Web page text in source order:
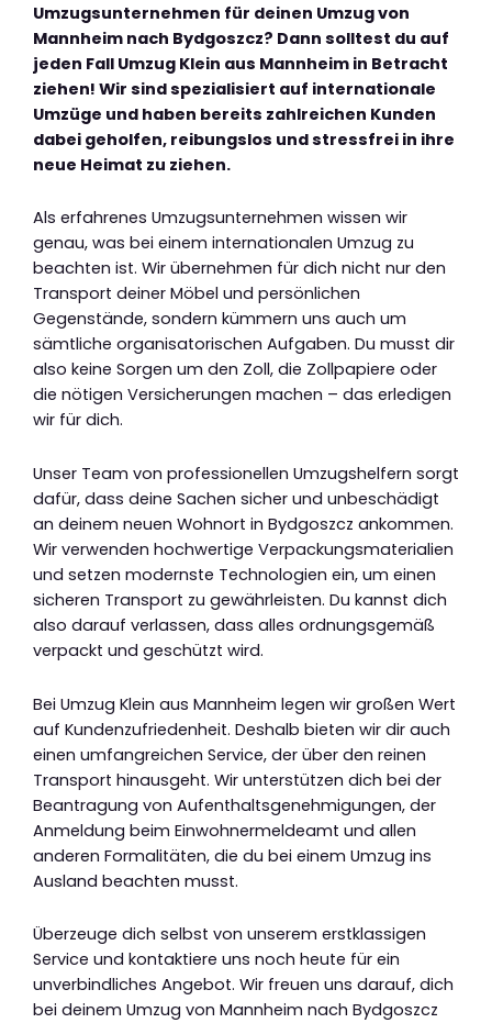
Umzugsunternehmen für deinen Umzug von
Mannheim nach Bydgoszcz? Dann solltest du auf
jeden Fall Umzug Klein aus Mannheim in Betracht
ziehen! Wir sind spezialisiert auf internationale
Umzüge und haben bereits zahlreichen Kunden
dabei geholfen, reibungslos und stressfrei in ihre
neue Heimat zu ziehen.
Als erfahrenes Umzugsunternehmen wissen wir
genau, was bei einem internationalen Umzug zu
beachten ist. Wir übernehmen für dich nicht nur den
Transport deiner Möbel und persönlichen
Gegenstände, sondern kümmern uns auch um
sämtliche organisatorischen Aufgaben. Du musst dir
also keine Sorgen um den Zoll, die Zollpapiere oder
die nötigen Versicherungen machen – das erledigen
wir für dich.
Unser Team von professionellen Umzugshelfern sorgt
dafür, dass deine Sachen sicher und unbeschädigt
an deinem neuen Wohnort in Bydgoszcz ankommen.
Wir verwenden hochwertige Verpackungsmaterialien
und setzen modernste Technologien ein, um einen
sicheren Transport zu gewährleisten. Du kannst dich
also darauf verlassen, dass alles ordnungsgemäß
verpackt und geschützt wird.
Bei Umzug Klein aus Mannheim legen wir großen Wert
auf Kundenzufriedenheit. Deshalb bieten wir dir auch
einen umfangreichen Service, der über den reinen
Transport hinausgeht. Wir unterstützen dich bei der
Beantragung von Aufenthaltsgenehmigungen, der
Anmeldung beim Einwohnermeldeamt und allen
anderen Formalitäten, die du bei einem Umzug ins
Ausland beachten musst.
Überzeuge dich selbst von unserem erstklassigen
Service und kontaktiere uns noch heute für ein
unverbindliches Angebot. Wir freuen uns darauf, dich
bei deinem Umzug von Mannheim nach Bydgoszcz